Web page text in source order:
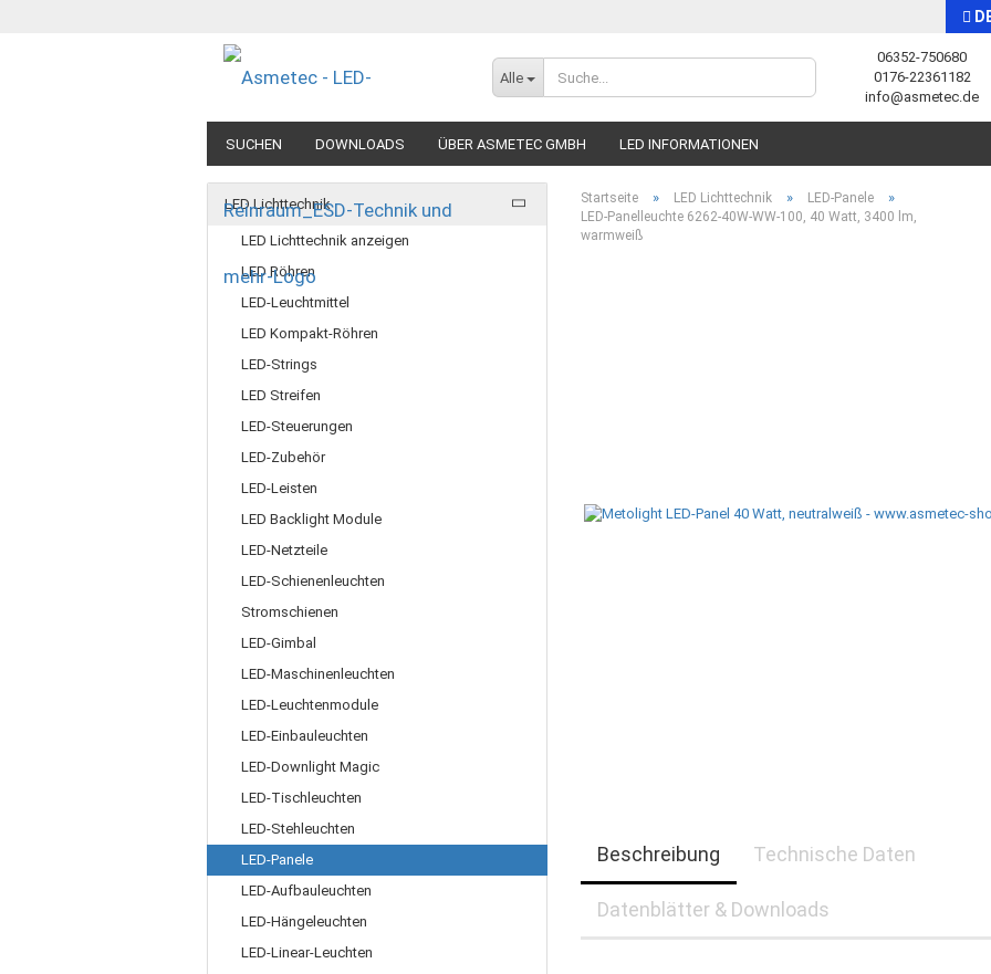
Sprache auswählen
Alle
06352-750680
0176-22361182
info@asmetec.de
SUCHEN DOWNLOADS ÜBER ASMETEC GMBH LED INFORMATIONEN
Startseite » LED Lichttechnik » LED-Panele »
LED-Panelleuchte 6262-40W-WW-100, 40 Watt, 3400 lm,
warmweiß
Beschreibung Technische Daten
Datenblätter & Downloads
LED Lichttechnik
LED Lichttechnik anzeigen
LED Röhren
LED-Leuchtmittel
LED Kompakt-Röhren
LED-Strings
LED Streifen
LED-Steuerungen
LED-Zubehör
LED-Leisten
LED Backlight Module
LED-Netzteile
LED-Schienenleuchten
Stromschienen
LED-Gimbal
LED-Maschinenleuchten
LED-Leuchtenmodule
LED-Einbauleuchten
LED-Downlight Magic
LED-Tischleuchten
LED-Stehleuchten
LED-Panele
LED-Aufbauleuchten
LED-Hängeleuchten
LED-Linear-Leuchten